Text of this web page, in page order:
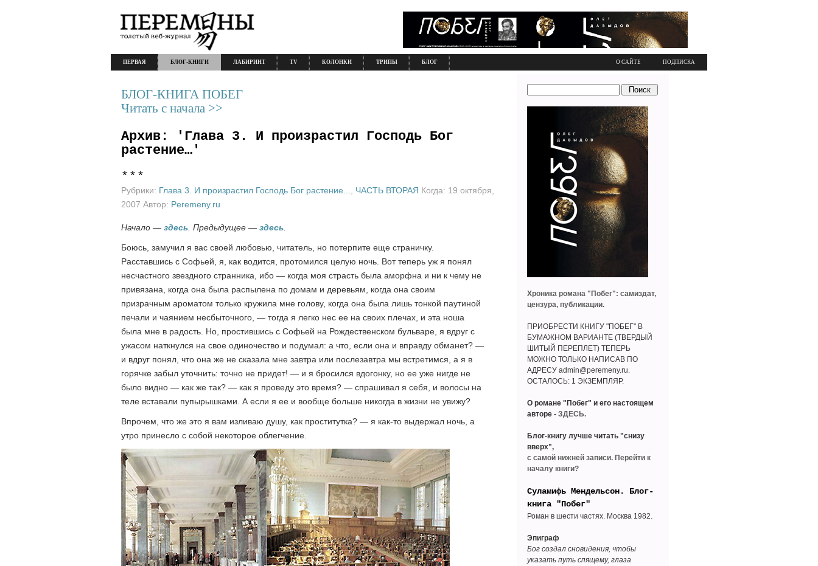
О САЙТЕ ПОДПИСКА
ПЕРВАЯ БЛОГ-КНИГИ ЛАБИРИНТ TV КОЛОНКИ ТРИПЫ БЛОГ
БЛОГ-КНИГА ПОБЕГ
Читать с начала >>
Архив: 'Глава 3. И произрастил Господь Бог
растение…'
***
Рубрики: Глава 3. И произрастил Господь Бог растение... ЧАСТЬ ВТОРАЯ Когда: 19 октября,
2007 Автор: Peremeny.ru
Начало — здесь Предыдущее — здесь
Боюсь, замучил я вас своей любовью, читатель, но потерпите еще страничку.
Расставшись с Софьей, я, как водится, протомился целую ночь. Вот теперь уж я понял
несчастного звездного странника, ибо — когда моя страсть была аморфна и ни к чему не
привязана, когда она была распылена по домам и деревьям, когда она своим
призрачным ароматом только кружила мне голову, когда она была лишь тонкой паутиной
печали и чаянием несбыточного, — тогда я легко нес ее на своих плечах, и эта ноша
была мне в радость. Но, простившись с Софьей на Рождественском бульваре, я вдруг с
ужасом наткнулся на свое одиночество и подумал: а что, если она и вправду обманет? —
и вдруг понял, что она же не сказала мне завтра или послезавтра мы встретимся, а я в
горячке забыл уточнить: точно не придет! — и я бросился вдогонку, но ее уже нигде не
было видно — как же так? — как я проведу это время? — спрашивал я себя, и волосы на
теле вставали пупырышками. А если я ее и вообще больше никогда в жизни не увижу?
Впрочем, что же это я вам изливаю душу, как проститутка? — я как-то выдержал ночь, а
утро принесло с собой некоторое облегчение.
Хроника романа "Побег": самиздат,
цензура, публикации.
ПРИОБРЕСТИ КНИГУ "ПОБЕГ" В
БУМАЖНОМ ВАРИАНТЕ (ТВЕРДЫЙ
ШИТЫЙ ПЕРЕПЛЕТ) ТЕПЕРЬ
МОЖНО ТОЛЬКО НАПИСАВ ПО
АДРЕСУ admin@peremeny.ru.
ОСТАЛОСЬ: 1 ЭКЗЕМПЛЯР.
О романе "Побег" и его настоящем
авторе - ЗДЕСЬ.
Блог-книгу лучше читать "снизу
вверх",
с самой нижней записи. Перейти к
началу книги?
Суламифь Мендельсон. Блог-
книга "Побег"
Роман в шести частях. Москва 1982.
Эпиграф
Бог создал сновидения, чтобы
указать путь спящему, глаза